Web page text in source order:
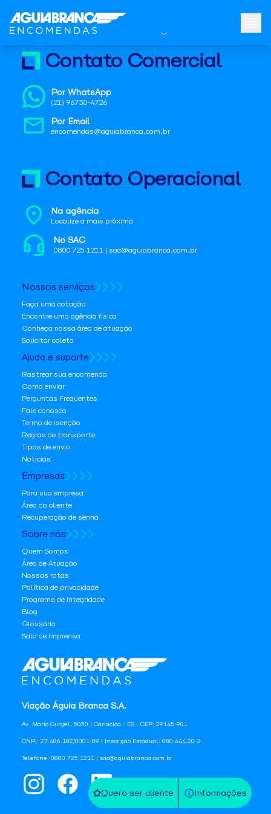
Quero ser cliente Informações
Viação Águia Branca S.A.
Av. Mario Gurgel, 5030 | Cariacica - ES - CEP: 29145-901
CNPJ: 27.486.182/0001-09 | Inscrição Estadual: 080.444.20-2
Telefone: 0800 725 1211 | sac@aguiabranca.com.br
Contato Comercial
Por WhatsApp
(21) 96730-4726
Por Email
encomendas@aguiabranca.com.br
Contato Operacional
Na agência
Localize a mais próxima
No SAC
0800 725 1211 | sac@aguiabranca.com.br
Nossos serviços
Faça uma cotação
Encontre uma agência física
Conheça nossa área de atuação
Solicitar coleta
Ajuda e suporte
Rastrear sua encomenda
Como enviar
Perguntas Frequentes
Fale conosco
Termo de isenção
Regras de transporte
Tipos de envio
Notícias
Empresas
Para sua empresa
Área do cliente
Recuperação de senha
Sobre nós
Quem Somos
Área de Atuação
Nossas rotas
Política de privacidade
Programa de Integridade
Blog
Glossário
Sala de Imprensa